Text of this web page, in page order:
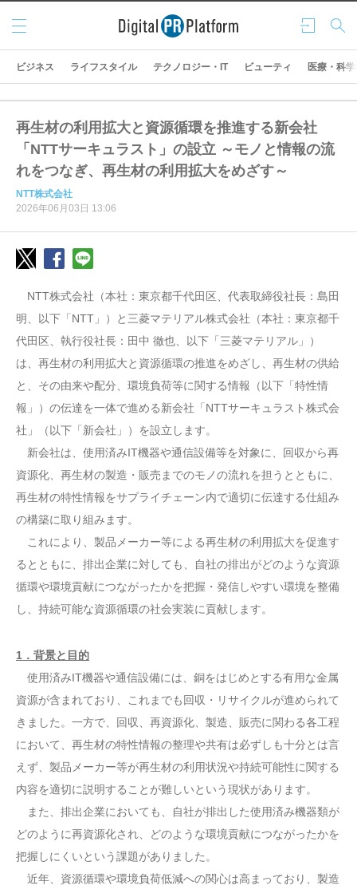
ログ
イン
検索
メニ
ュー
ビジネス ライフスタイル テクノロジー・IT ビューティ 医療・科学
再生材の利用拡大と資源循環を推進する新会社
「NTTサーキュラスト」の設立 ～モノと情報の流
れをつなぎ、再生材の利用拡大をめざす～
NTT株式会社
2026年06月03日 13:06
NTT株式会社（本社：東京都千代田区、代表取締役社長：島田
明、以下「NTT」）と三菱マテリアル株式会社（本社：東京都千
代田区、執行役社長：田中 徹也、以下「三菱マテリアル」）
は、再生材の利用拡大と資源循環の推進をめざし、再生材の供給
と、その由来や配分、環境負荷等に関する情報（以下「特性情
報」）の伝達を一体で進める新会社「NTTサーキュラスト株式会
社」（以下「新会社」）を設立します。
新会社は、使用済みIT機器や通信設備等を対象に、回収から再
資源化、再生材の製造・販売までのモノの流れを担うとともに、
再生材の特性情報をサプライチェーン内で適切に伝達する仕組み
の構築に取り組みます。
これにより、製品メーカー等による再生材の利用拡大を促進す
るとともに、排出企業に対しても、自社の排出がどのような資源
循環や環境貢献につながったかを把握・発信しやすい環境を整備
し、持続可能な資源循環の社会実装に貢献します。
1．背景と目的
使用済みIT機器や通信設備には、銅をはじめとする有用な金属
資源が含まれており、これまでも回収・リサイクルが進められて
きました。一方で、回収、再資源化、製造、販売に関わる各工程
において、再生材の特性情報の整理や共有は必ずしも十分とは言
えず、製品メーカー等が再生材の利用状況や持続可能性に関する
内容を適切に説明することが難しいという現状があります。
また、排出企業においても、自社が排出した使用済み機器類が
どのように再資源化され、どのような環境貢献につながったかを
把握しにくいという課題がありました。
近年、資源循環や環境負荷低減への関心は高まっており、製造